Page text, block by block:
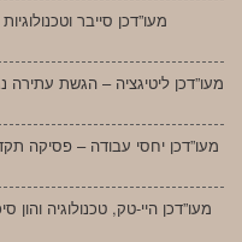
מעו”דכן סייבר
מעו”דכן ליטיגציה – הגשת
מעו”דכן יחסי עבודה – פסיקה
מעו”דכן היי-טק, טכנולוגיה